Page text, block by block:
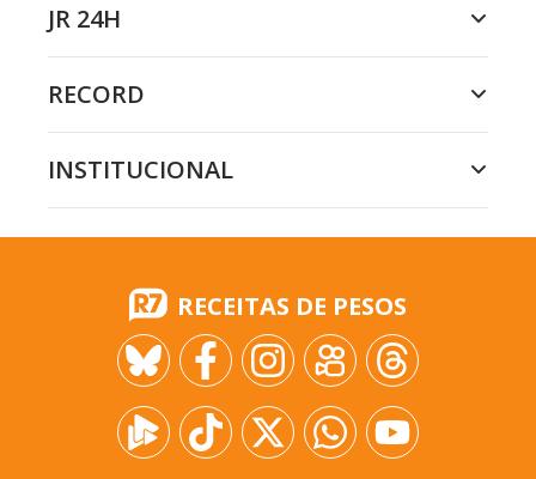
JR 24H
RECORD
INSTITUCIONAL
RECEITAS DE PESOS